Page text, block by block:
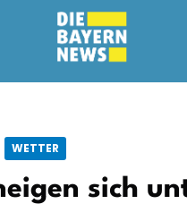
WETTER
sich